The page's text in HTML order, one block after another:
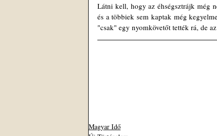
Látni kell, hogy az éhségsztrájk még
és a többiek sem kaptak még
"csak" egy nyomkövetőt tették rá, de
Magyar Idő